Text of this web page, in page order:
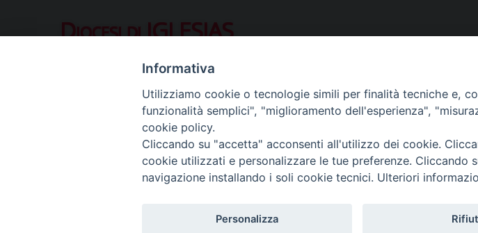
Diocesi di IGLESIAS
Piazza Municipio 10, 09016 Iglesias (SU)
Telefono (ore ufficio):078122411
Segreteria del Vescovo:segreteriavescovo.iglesias@gmail.com
curia_iglesias@libero.it
Cancelleria (richiesta documenti):canc.curia.iglesias@tiscali.it
Comunicazione & media (ufficio stampa):
ucs.iglesias@gmail.com
Informativa
Utilizziamo cookie o tecnologie simili per finalità tecniche e,
funzionalità semplici", "miglioramento dell'esperienza",
cookie policy.
Cliccando su "accetta" acconsenti all'utilizzo dei cookie.
cookie utilizzati e personalizzare le tue preferenze.
navigazione installando i soli cookie tecnici. Ulteriori
Personalizza